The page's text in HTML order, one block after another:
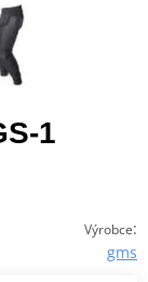
1
Výrobce:
gms